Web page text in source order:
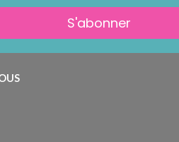
S'abonner